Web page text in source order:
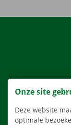
Onze site
Deze website
optimale